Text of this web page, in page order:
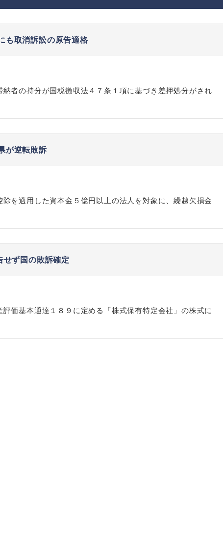
も取消訴訟の原告適格
者の持分が国税徴収法４７条１項に基づき差押処分がされ
が逆転敗訴
を適用した資本金５億円以上の法人を対象に、繰越欠損金
せず国の敗訴確定
価基本通達１８９に定める「株式保有特定会社」の株式に